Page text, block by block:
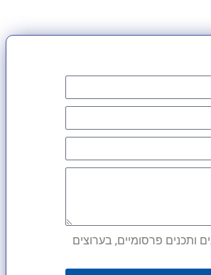
ותכנים פרסומיים, בערוצים